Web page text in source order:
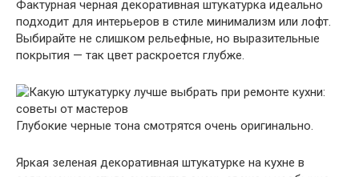
Фактурная черная декоративная штукатурка идеально
подходит для интерьеров в стиле минимализм или лофт.
Выбирайте не слишком рельефные, но выразительные
покрытия — так цвет раскроется глубже.
Глубокие черные тона смотрятся очень оригинально.
Яркая зеленая декоративная штукатурке на кухне в